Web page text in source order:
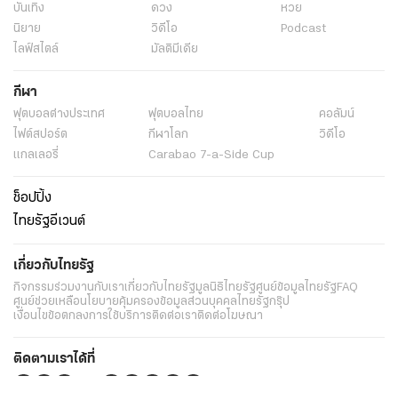
บันเทิง
ดวง
หวย
นิยาย
วิดีโอ
Podcast
ไลฟ์สไตล์
มัลติมีเดีย
กีฬา
ฟุตบอลต่่างประเทศ ฟุตบอลไทย
คอลัมน์
ไฟต์สปอร์ต
กีฬาโลก
วิดีโอ
แกลเลอรี่
Carabao 7-a-Side Cup
ช็อปปิ้ง
ไทยรัฐอีเวนต์
เกี่ยวกับไทยรัฐ
กิจกรรมร่วมงานกับเราเกี่ยวกับไทยรัฐมูลนิธิไทยรัฐศูนย์ข้อมูลไทยรัฐFAQ
ศูนย์ช่วยเหลือนโยบายคุ้มครองข้อมูลส่วนบุคคลไทยรัฐกรุ๊ป
เงื่อนไขข้อตกลงการใช้บริการติดต่อเราติดต่อโฆษณา
ติดตามเราได้ที่